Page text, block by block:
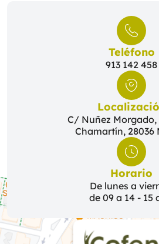
Teléfono
913 142 458
C/ Nuñez Morgado,
Chamartín, 28036
Horario
De lunes a
de 09 a 14 - 15